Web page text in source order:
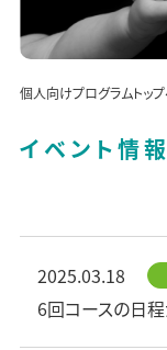
個人向けプログラムトッ
イベント情報
2025.03.18
6回コースの日程